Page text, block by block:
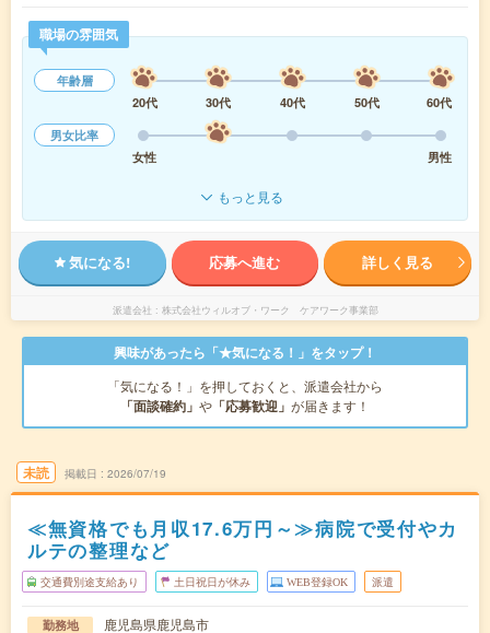
職場の雰囲気
年齢層
20代
30代 40代 50代
60代
男女比率
女性
男性
もっと見る
気になる! 応募へ進む 詳しく見る
派遣会社 株式会社ウィルオブ・ワーク ケアワーク事業部
興味があったら「★気になる！」をタップ！
「気になる！」を押しておくと、派遣会社から
「面談確約」 や 「応募歓迎」 が届きます！
未読 掲載日 2026/07/19
≪無資格でも月収17.6万円～≫病院で受付やカ
ルテの整理など
交通費別途支給あり 土日祝日が休み WEB登録OK 派遣
勤務地
鹿児島県鹿児島市